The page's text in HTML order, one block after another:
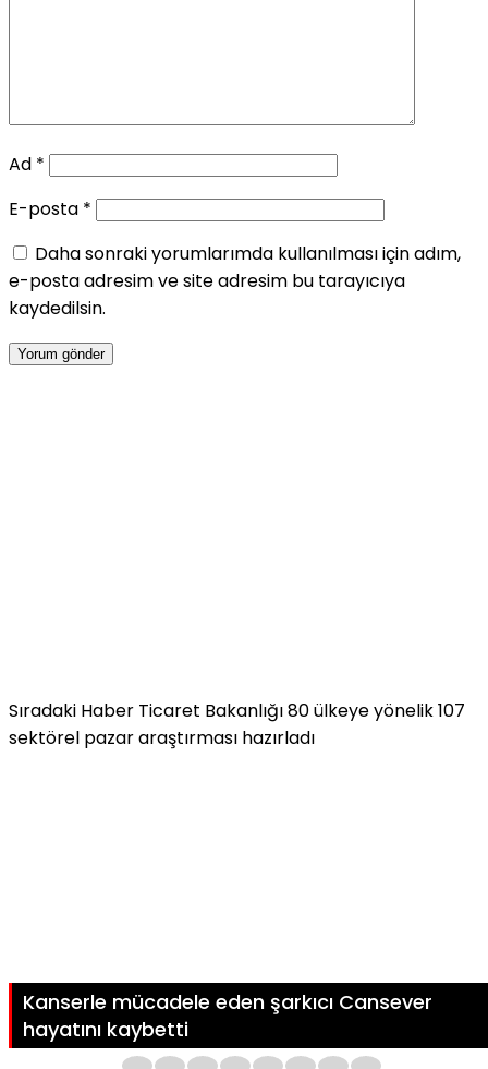
Ad *
E-posta *
Daha sonraki yorumlarımda kullanılması için adım,
e-posta adresim ve site adresim bu tarayıcıya
kaydedilsin.
Sıradaki Haber Ticaret Bakanlığı 80 ülkeye yönelik 107
sektörel pazar araştırması hazırladı
Kanserle mücadele eden şarkıcı Cansever
hayatını kaybetti